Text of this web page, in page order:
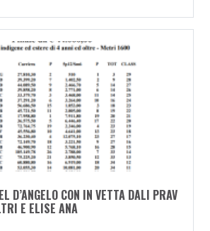
D’ANGELO CON IN VETTA DALI PRAV
E ELISE ANA